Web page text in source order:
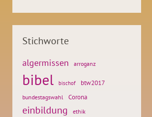
Stichworte
algermissen arroganz
bibel bischof btw2017
bundestagswahl Corona
einbildung ethik